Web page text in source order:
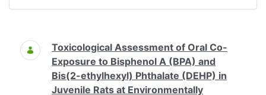
Ricerca
Toxicological Assessment of Oral Co-
Exposure to Bisphenol A (BPA) and
Bis(2-ethylhexyl) Phthalate (DEHP) in
Juvenile Rats at Environmentally